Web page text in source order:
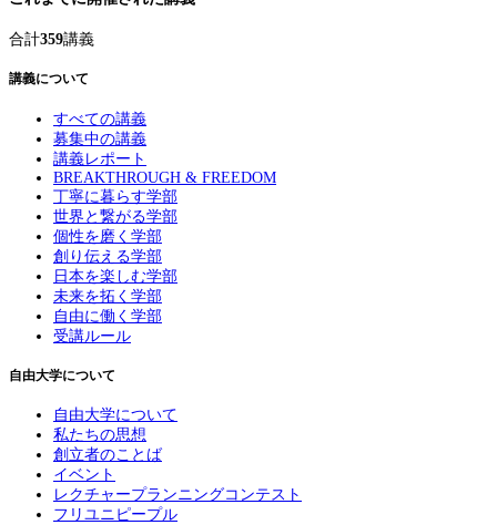
合計359講義
講義について
すべての講義
募集中の講義
講義レポート
BREAKTHROUGH & FREEDOM
丁寧に暮らす学部
世界と繋がる学部
個性を磨く学部
創り伝える学部
日本を楽しむ学部
未来を拓く学部
自由に働く学部
受講ルール
自由大学について
自由大学について
私たちの思想
創立者のことば
イベント
レクチャープランニングコンテスト
フリユニピープル